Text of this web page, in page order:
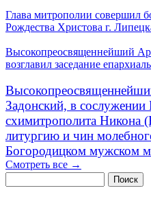
Глава митрополии совершил
Рождества Христова г.
Высокопреосвященнейший
возглавил заседание
Задонский, в
схимитрополита Никона
литургию и чин
Богородицком мужском
Смотреть все →
Поиск